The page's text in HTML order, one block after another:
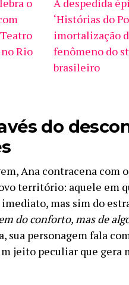
o
Rio
A despedida
‘Histórias do
imortalização
fenômeno do
brasileiro
do
Ana contracena com
território: aquele em
mas sim do
do conforto, mas de
sua personagem fala
jeito peculiar que gera